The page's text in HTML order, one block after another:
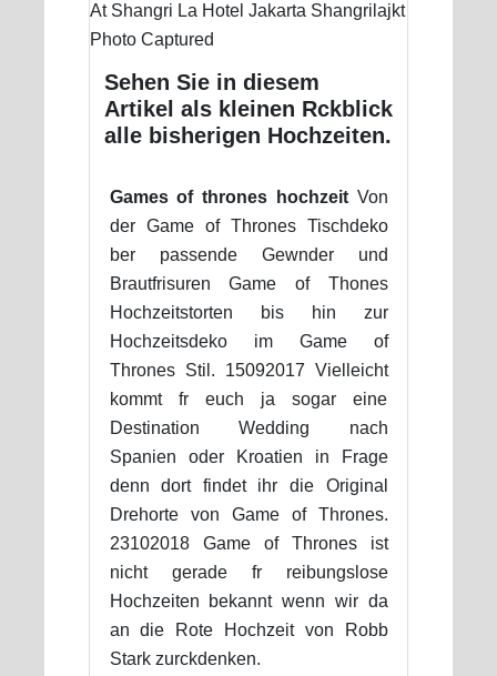
Sehen Sie in diesem
Artikel als kleinen Rckblick
alle bisherigen Hochzeiten.
Games of thrones hochzeitVon
der Game of Thrones Tischdeko
ber passende Gewnder und
Brautfrisuren Game of Thones
Hochzeitstorten bis hin zur
Hochzeitsdeko im Game of
Thrones Stil. 15092017 Vielleicht
kommt fr euch ja sogar eine
Destination Wedding nach
Spanien oder Kroatien in Frage
denn dort findet ihr die Original
Drehorte von Game of Thrones.
23102018 Game of Thrones ist
nicht gerade fr reibungslose
Hochzeiten bekannt wenn wir da
an die Rote Hochzeit von Robb
Stark zurckdenken.